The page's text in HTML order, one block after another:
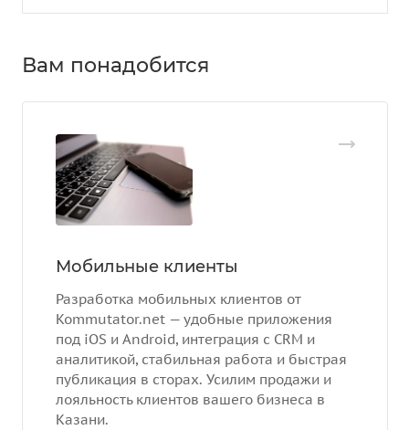
Вам понадобится
Мобильные клиенты
Разработка мобильных клиентов от
Kommutator.net — удобные приложения
под iOS и Android, интеграция с CRM и
аналитикой, стабильная работа и быстрая
публикация в сторах. Усилим продажи и
лояльность клиентов вашего бизнеса в
Казани.